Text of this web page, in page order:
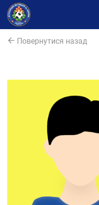
Повернутися назад